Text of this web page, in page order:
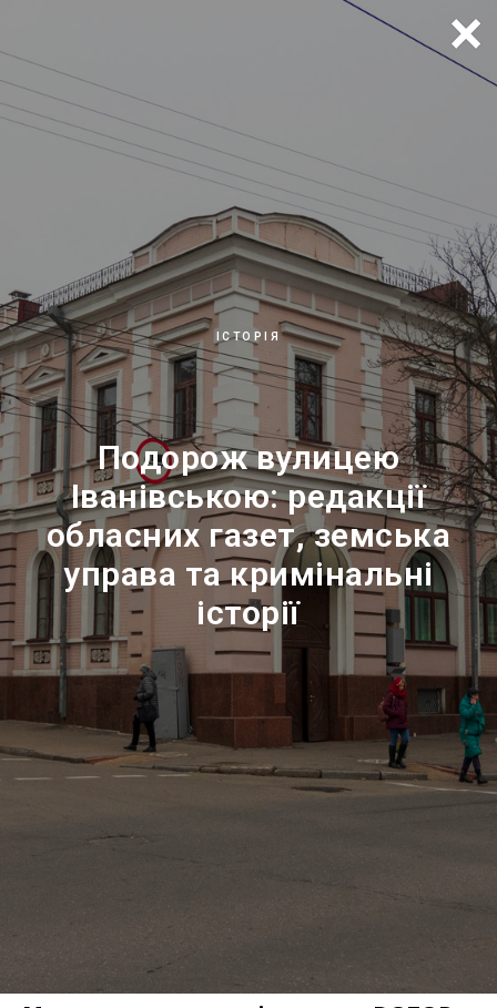
×
ІСТОРІЯ
Подорож вулицею
Іванівською: редакції
обласних газет, земська
управа та кримінальні
історії